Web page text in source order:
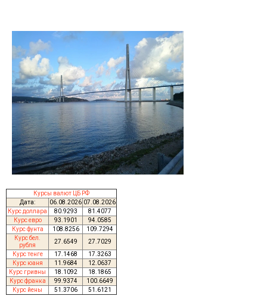
Курсы валют ЦБ РФ
Дата:
06.08.2026 07.08.2026
Курс доллара
80.9293
81.4077
Курс евро
93.1901
94.0585
Курс фунта
108.8256
109.7294
Курс бел.
рубля
27.6549
27.7029
Курс тенге
17.1468
17.3263
Курс юаня
11.9684
12.0637
Курс гривны
18.1092
18.1865
Курс франка
99.9374
100.6649
Курс йены
51.3706 51.6121